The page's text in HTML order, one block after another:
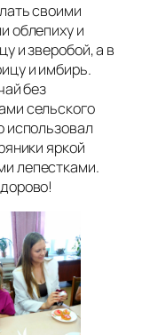
своими
облепиху и
и зверобой, а в
и имбирь.
без
сельского
использовал
яркой
лепестками.